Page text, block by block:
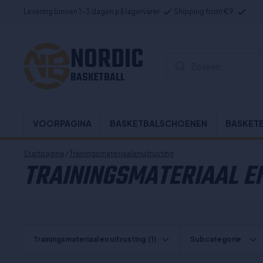
Levering binnen 1-3 dagen på lagervarer Shipping from €9
NORDIC
BASKETBALL
VOORPAGINA BASKETBALSCHOENEN
Startpagina / Trainingsmateriaalenuitrusting
TRAININGSMATERIAAL
Trainingsmateriaal en uitrusting (1) Subcategorie